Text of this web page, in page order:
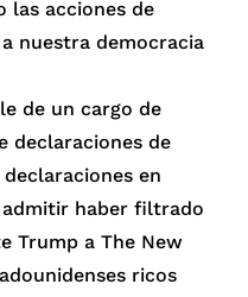
las acciones de
a nuestra democracia
de un cargo de
declaraciones de
en
admitir haber filtrado
Trump a The New
ricos